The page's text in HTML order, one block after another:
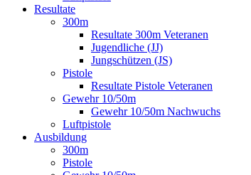
Resultate
300m
Resultate 300m Veteranen
Jugendliche (JJ)
Jungschützen (JS)
Pistole
Resultate Pistole Veteranen
Gewehr 10/50m
Gewehr 10/50m Nachwuchs
Luftpistole
Ausbildung
300m
Pistole